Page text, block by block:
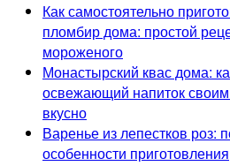
Как самостоятельно
пломбир дома: простой
мороженого
Монастырский квас дома:
освежающий напиток
вкусно
Варенье из лепестков роз:
особенности приготовления